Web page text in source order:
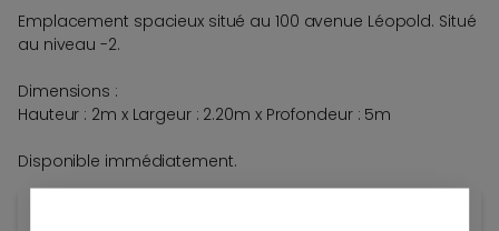
Emplacement spacieux situé au 100 avenue Léopold. Situé
au niveau -2.
Dimensions :
Hauteur : 2m x Largeur : 2.20m x Profondeur : 5m
Disponible immédiatement.